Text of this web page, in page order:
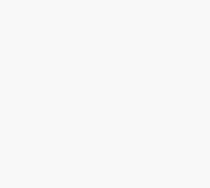
Ø 8,5 mm, 12 Zähne, Edelstahl